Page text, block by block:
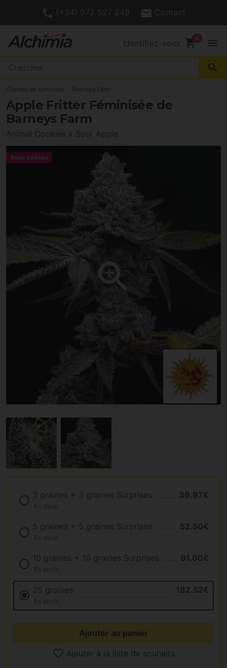
(+34) 972 527 248 Contact
Identifiez-vous shopping_cart menu
search
Graines de cannabis Barneys Farm
Apple Fritter Féminisée de
Barneys Farm
Animal Cookies x Sour Apple
Avec cadeau
3 graines + 3 graines Surprises 36.97€
En stock
5 graines + 5 graines Surprises 52.50€
En stock
10 graines + 10 graines Surprises 91.00€
En stock
25 graines 182.52€
En stock
Ajouter au panier
Ajouter à la liste de souhaits